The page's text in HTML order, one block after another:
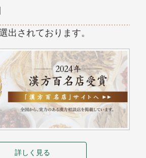
出されております。
詳しく見る